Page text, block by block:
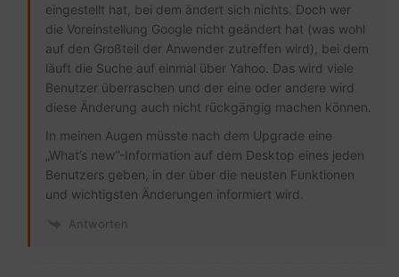
eingestellt hat, bei dem ändert sich nichts. Doch wer
die Voreinstellung Google nicht geändert hat (was wohl
auf den Großteil der Anwender zutreffen wird), bei dem
läuft die Suche auf einmal über Yahoo. Das wird viele
Benutzer überraschen und der eine oder andere wird
diese Änderung auch nicht rückgängig machen können.
In meinen Augen müsste nach dem Upgrade eine
„What’s new“-Information auf dem Desktop eines jeden
Benutzers geben, in der über die neusten Funktionen
und wichtigsten Änderungen informiert wird.
Antworten